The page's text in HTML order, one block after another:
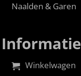
Naalden & Garen
Informatie
Winkelwagen